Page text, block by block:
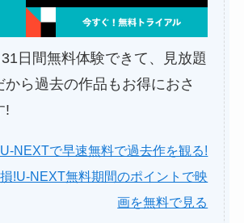
日間無料体験できて、見放題
から過去の作品もお得におさ
!
NEXTで早速無料で過去作を観る!
!U-NEXT無料期間のポイントで映
画を無料で見る